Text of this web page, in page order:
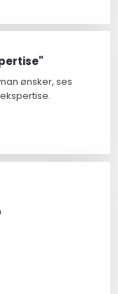
ønsker, ses